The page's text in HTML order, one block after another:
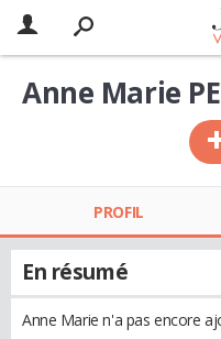
Anne Marie
PROFIL
En résumé
Anne Marie n'a pas encore